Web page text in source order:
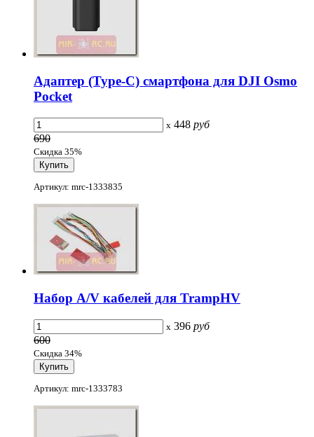
Адаптер (Type-C) смартфона для DJI Osmo
Pocket
x 448 руб
690
Скидка 35%
Артикул: mrc-1333835
Набор A/V кабелей для TrampHV
x 396 руб
600
Скидка 34%
Артикул: mrc-1333783